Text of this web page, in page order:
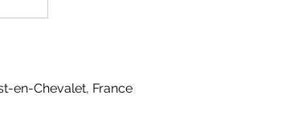
en-Chevalet, France